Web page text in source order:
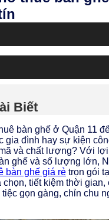
Biết
bàn ghế ở Quận 11
gia đình hay sự kiện
và chất lượng? Với
ghế và số lượng lớn,
bàn ghế giá rẻ trọn gói
tiết kiệm thời gian,
gọn gàng, chỉn chu